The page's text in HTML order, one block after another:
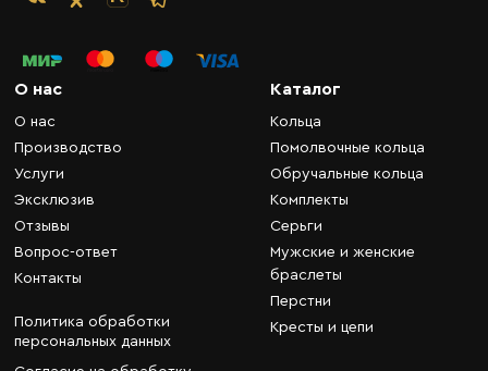
О нас
О нас
Производство
Услуги
Эксклюзив
Отзывы
Вопрос-ответ
Контакты
Политика обработки
персональных данных
Каталог
Кольца
Помолвочные кольца
Обручальные кольца
Комплекты
Серьги
Мужские и женские
браслеты
Перстни
Кресты и цепи